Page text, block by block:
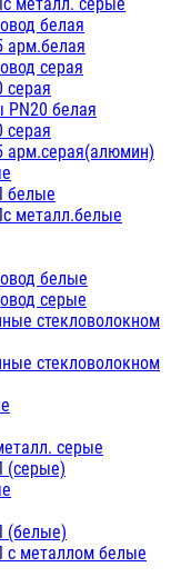
белая
арм.белая
серая
серая
PN20 белая
серая
арм.серая(алюмин)
белые
металл.белые
белые
серые
стекловолокном
стекловолокном
серые
(серые)
(белые)
с металлом белые